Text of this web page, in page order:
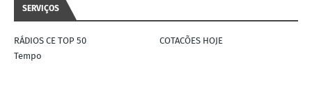
SERVIÇOS
RÁDIOS CE TOP 50
COTACÕES HOJE
Tempo